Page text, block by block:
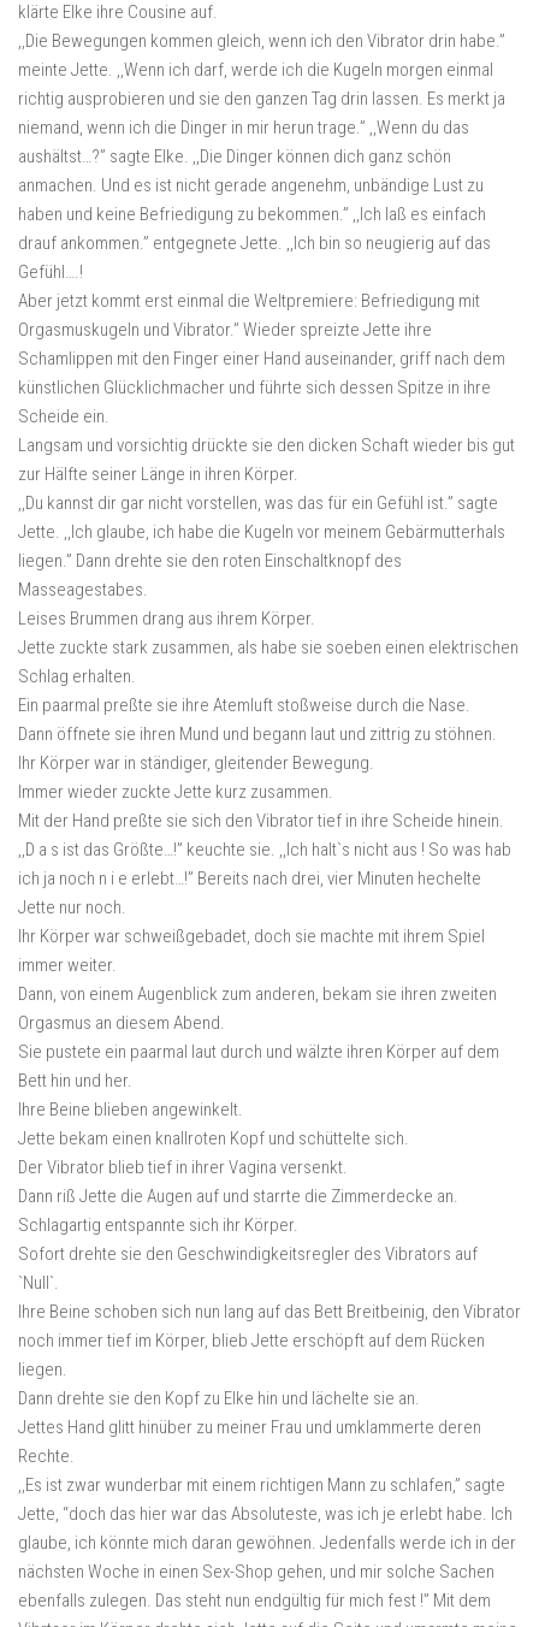
klärte Elke ihre Cousine auf.
,,Die Bewegungen kommen gleich, wenn ich den Vibrator drin habe.”
meinte Jette. ,,Wenn ich darf, werde ich die Kugeln morgen einmal
richtig ausprobieren und sie den ganzen Tag drin lassen. Es merkt ja
niemand, wenn ich die Dinger in mir herun trage.” ,,Wenn du das
aushältst…?” sagte Elke. ,,Die Dinger können dich ganz schön
anmachen. Und es ist nicht gerade angenehm, unbändige Lust zu
haben und keine Befriedigung zu bekommen.” ,,Ich laß es einfach
drauf ankommen.” entgegnete Jette. ,,Ich bin so neugierig auf das
Gefühl….!
Aber jetzt kommt erst einmal die Weltpremiere: Befriedigung mit
Orgasmuskugeln und Vibrator.” Wieder spreizte Jette ihre
Schamlippen mit den Finger einer Hand auseinander, griff nach dem
künstlichen Glücklichmacher und führte sich dessen Spitze in ihre
Scheide ein.
Langsam und vorsichtig drückte sie den dicken Schaft wieder bis gut
zur Hälfte seiner Länge in ihren Körper.
,,Du kannst dir gar nicht vorstellen, was das für ein Gefühl ist.” sagte
Jette. ,,Ich glaube, ich habe die Kugeln vor meinem Gebärmutterhals
liegen.” Dann drehte sie den roten Einschaltknopf des
Masseagestabes.
Leises Brummen drang aus ihrem Körper.
Jette zuckte stark zusammen, als habe sie soeben einen elektrischen
Schlag erhalten.
Ein paarmal preßte sie ihre Atemluft stoßweise durch die Nase.
Dann öffnete sie ihren Mund und begann laut und zittrig zu stöhnen.
Ihr Körper war in ständiger, gleitender Bewegung.
Immer wieder zuckte Jette kurz zusammen.
Mit der Hand preßte sie sich den Vibrator tief in ihre Scheide hinein.
,,D a s ist das Größte…!” keuchte sie. ,,Ich halt`s nicht aus ! So was hab
ich ja noch n i e erlebt…!” Bereits nach drei, vier Minuten hechelte
Jette nur noch.
Ihr Körper war schweißgebadet, doch sie machte mit ihrem Spiel
immer weiter.
Dann, von einem Augenblick zum anderen, bekam sie ihren zweiten
Orgasmus an diesem Abend.
Sie pustete ein paarmal laut durch und wälzte ihren Körper auf dem
Bett hin und her.
Ihre Beine blieben angewinkelt.
Jette bekam einen knallroten Kopf und schüttelte sich.
Der Vibrator blieb tief in ihrer Vagina versenkt.
Dann riß Jette die Augen auf und starrte die Zimmerdecke an.
Schlagartig entspannte sich ihr Körper.
Sofort drehte sie den Geschwindigkeitsregler des Vibrators auf
`Null`.
Ihre Beine schoben sich nun lang auf das Bett Breitbeinig, den Vibrator
noch immer tief im Körper, blieb Jette erschöpft auf dem Rücken
liegen.
Dann drehte sie den Kopf zu Elke hin und lächelte sie an.
Jettes Hand glitt hinüber zu meiner Frau und umklammerte deren
Rechte.
,,Es ist zwar wunderbar mit einem richtigen Mann zu schlafen,” sagte
Jette, “doch das hier war das Absoluteste, was ich je erlebt habe. Ich
glaube, ich könnte mich daran gewöhnen. Jedenfalls werde ich in der
nächsten Woche in einen Sex-Shop gehen, und mir solche Sachen
ebenfalls zulegen. Das steht nun endgültig für mich fest !” Mit dem